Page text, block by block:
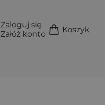
Zaloguj się
Załóż konto
Koszyk